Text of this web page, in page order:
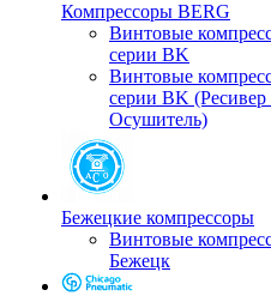
Компрессоры BERG
Винтовые
серии BK
Винтовые
серии BK (Ресивер
Осушитель)
Бежецкие компрессоры
Винтовые
Бежецк